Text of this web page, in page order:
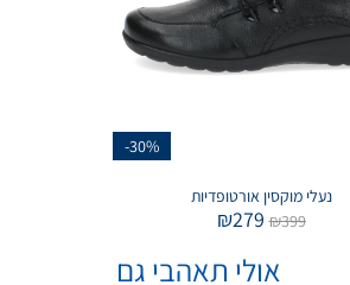
-30%
נעלי מוקסין אורטופדיות
₪399
₪279
אולי תאהבי גם